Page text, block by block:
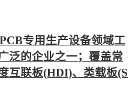
专用生产设备领域工
泛的企业之一；覆盖常
互联板(HDI)、类载板(S